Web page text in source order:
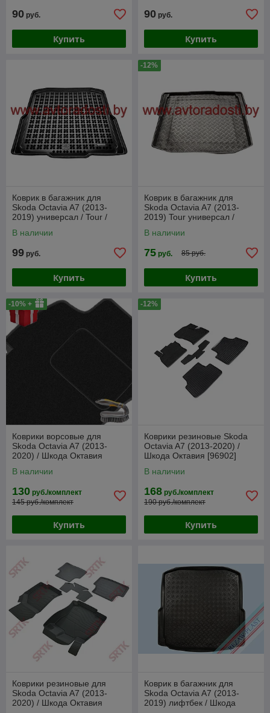
90 руб.
Купить
90 руб.
Купить
Коврик в багажник для
Skoda Octavia A7 (2013-
2019) универсал / Tour /
В наличии
99 руб.
Купить
-12%
Коврик в багажник для
Skoda Octavia A7 (2013-
2019) Tour универсал /
Plast PE)
В наличии
75 руб. 85 руб.
Купить
-10% +
Коврики ворсовые для
Skoda Octavia A7 (2013-
2020) / Шкода Октавия
В наличии
130 руб./комплект
145 руб./комплект
Купить
-12%
Коврики резиновые Skoda
Octavia A7 (2013-2020) /
Шкода Октавия [96902]
В наличии
168 руб./комплект
190 руб./комплект
Купить
Коврики резиновые для
Skoda Octavia A7 (2013-
2020) / Шкода Октавия
Коврик в багажник для
Skoda Octavia A7 (2013-
2019) лифтбек / Шкода